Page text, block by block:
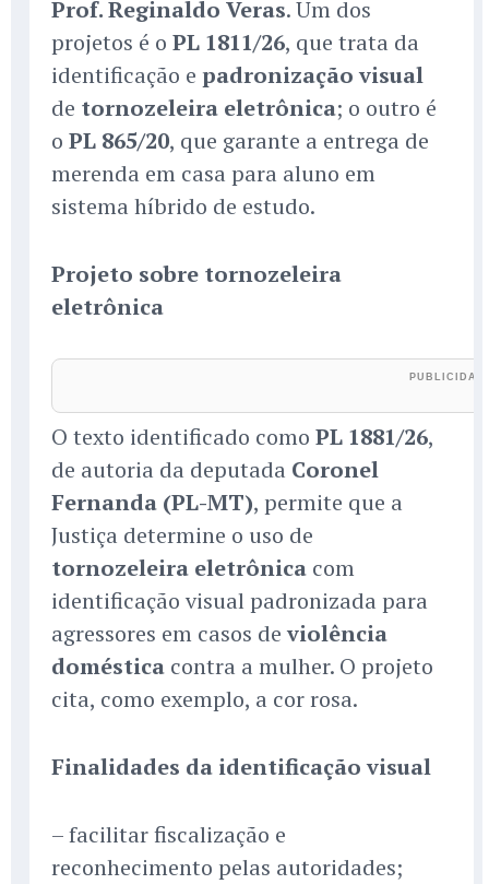
Prof. Reginaldo Veras. Um dos
projetos é o PL 1811/26, que trata da
identificação e padronização visual
de tornozeleira eletrônica; o outro é
o PL 865/20, que garante a entrega de
merenda em casa para aluno em
sistema híbrido de estudo.
Projeto sobre tornozeleira
eletrônica
O texto identificado como PL 1881/26,
de autoria da deputada Coronel
Fernanda (PL-MT), permite que a
Justiça determine o uso de
tornozeleira eletrônica com
identificação visual padronizada para
agressores em casos deviolência
doméstica contra a mulher. O projeto
cita, como exemplo, a cor rosa.
Finalidades da identificação visual
– facilitar fiscalização e
reconhecimento pelas autoridades;